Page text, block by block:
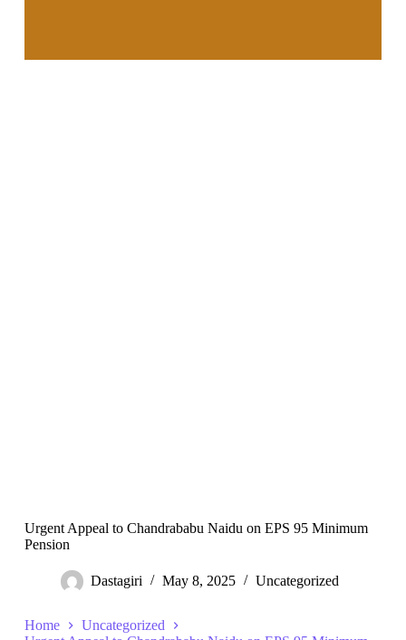
Urgent Appeal to Chandrababu Naidu on EPS 95 Minimum
Pension
Dastagiri May 8, 2025 Uncategorized
Home
Uncategorized